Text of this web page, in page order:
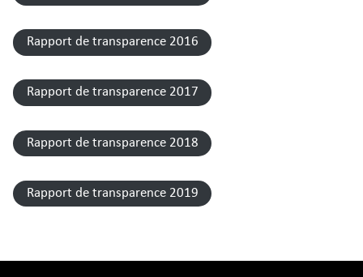
Rapport de transparence 2016
Rapport de transparence 2017
Rapport de transparence 2018
Rapport de transparence 2019